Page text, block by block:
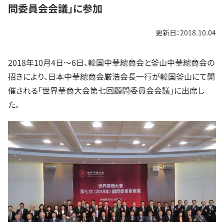
問委員会会議」に参加
更新日：2018.10.04
2018年10月4日～6日、韓国中華總商会と釜山中華總商会の
招きにより、日本中華總商会厳浩会長一行が韓国釜山にて開
催される「世界華商大会第七回顧問委員会会議」に出席し
た。